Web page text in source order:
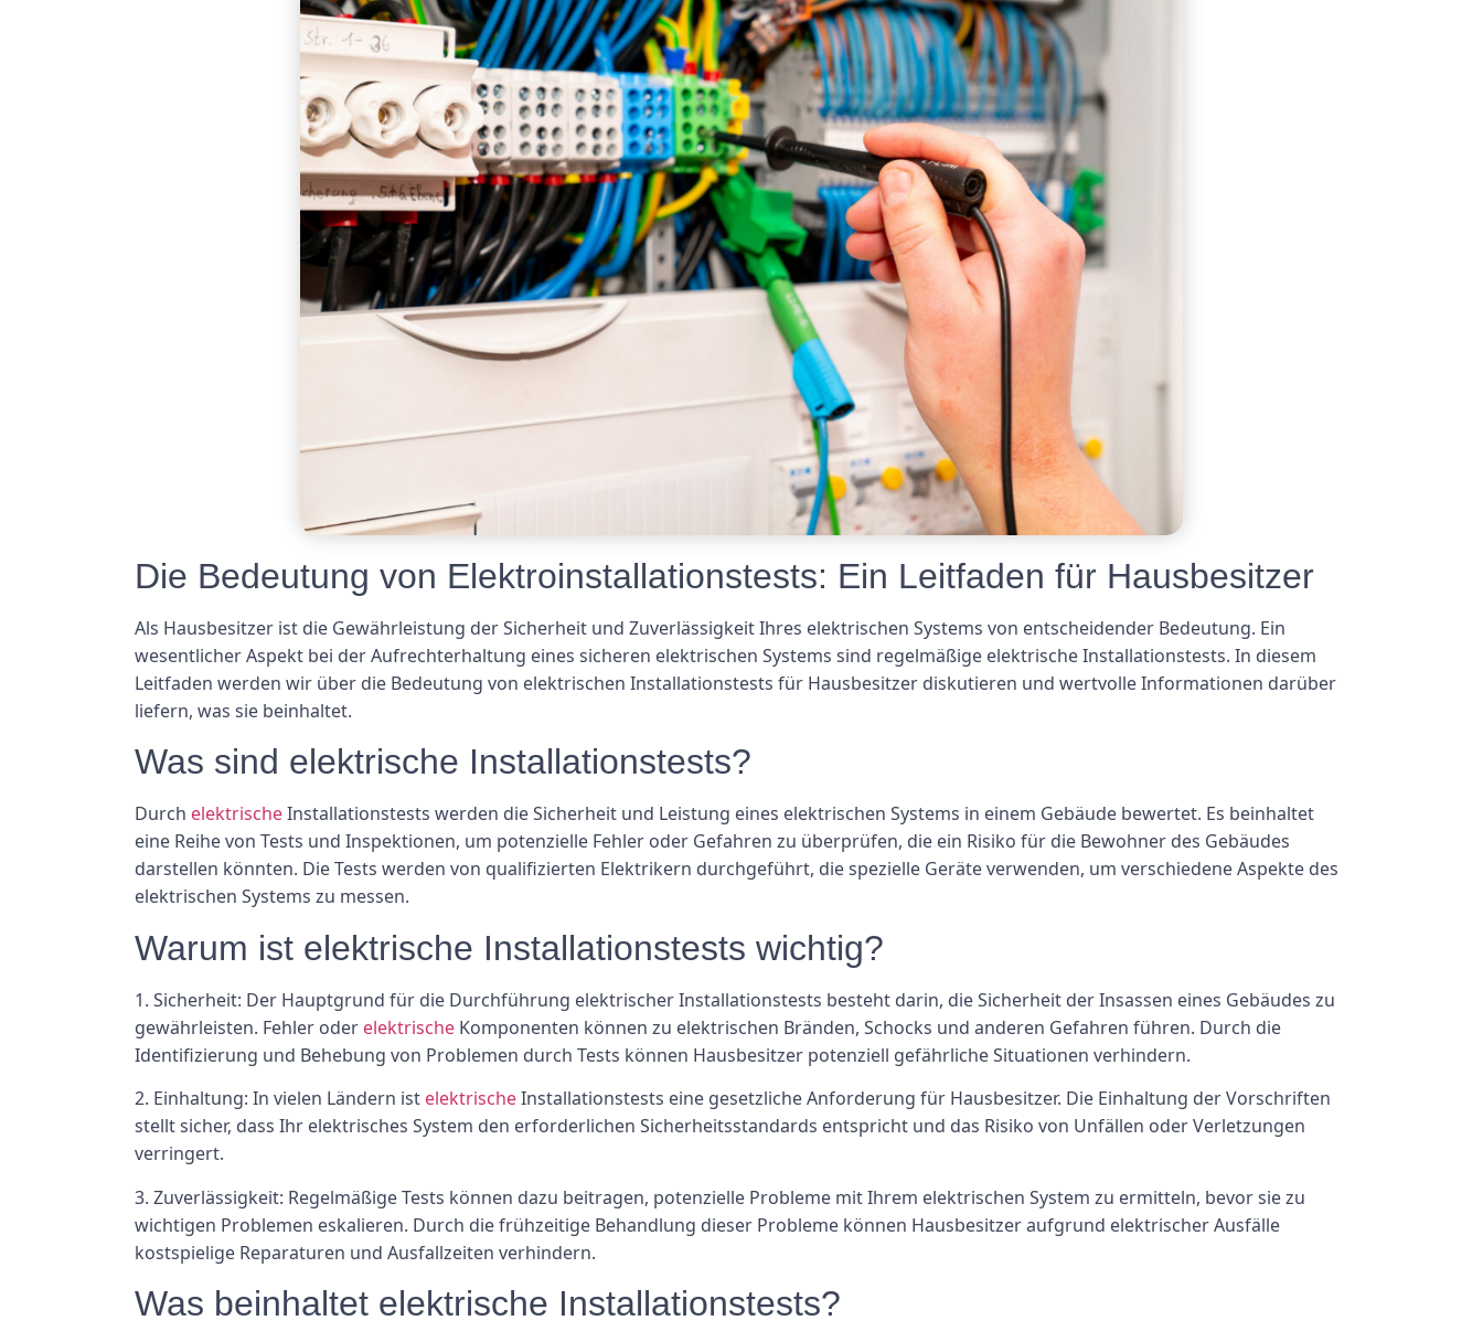
Die Bedeutung von Elektroinstallationstests: Ein Leitfaden für Hausbesitzer
Als Hausbesitzer ist die Gewährleistung der Sicherheit und Zuverlässigkeit Ihres elektrischen Systems von entscheidender Bedeutung. Ein
wesentlicher Aspekt bei der Aufrechterhaltung eines sicheren elektrischen Systems sind regelmäßige elektrische Installationstests. In diesem
Leitfaden werden wir über die Bedeutung von elektrischen Installationstests für Hausbesitzer diskutieren und wertvolle Informationen darüber
liefern, was sie beinhaltet.
Was sind elektrische Installationstests?
Durch elektrischeInstallationstests werden die Sicherheit und Leistung eines elektrischen Systems in einem Gebäude bewertet. Es beinhaltet
eine Reihe von Tests und Inspektionen, um potenzielle Fehler oder Gefahren zu überprüfen, die ein Risiko für die Bewohner des Gebäudes
darstellen könnten. Die Tests werden von qualifizierten Elektrikern durchgeführt, die spezielle Geräte verwenden, um verschiedene Aspekte des
elektrischen Systems zu messen.
Warum ist elektrische Installationstests wichtig?
1. Sicherheit: Der Hauptgrund für die Durchführung elektrischer Installationstests besteht darin, die Sicherheit der Insassen eines Gebäudes zu
gewährleisten. Fehler oder elektrische Komponenten können zu elektrischen Bränden, Schocks und anderen Gefahren führen. Durch die
Identifizierung und Behebung von Problemen durch Tests können Hausbesitzer potenziell gefährliche Situationen verhindern.
2. Einhaltung: In vielen Ländern ist elektrischeInstallationstests eine gesetzliche Anforderung für Hausbesitzer. Die Einhaltung der Vorschriften
stellt sicher, dass Ihr elektrisches System den erforderlichen Sicherheitsstandards entspricht und das Risiko von Unfällen oder Verletzungen
verringert.
3. Zuverlässigkeit: Regelmäßige Tests können dazu beitragen, potenzielle Probleme mit Ihrem elektrischen System zu ermitteln, bevor sie zu
wichtigen Problemen eskalieren. Durch die frühzeitige Behandlung dieser Probleme können Hausbesitzer aufgrund elektrischer Ausfälle
kostspielige Reparaturen und Ausfallzeiten verhindern.
Was beinhaltet elektrische Installationstests?